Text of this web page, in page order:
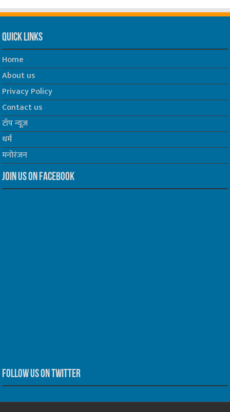
Quick Links
Home
About us
Privacy Policy
Contact us
टॉप न्यूज़
धर्म
मनोरंजन
Join us on Facebook
Follow us on Twitter